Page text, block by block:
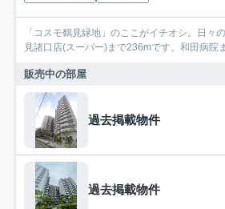
「コスモ鶴見緑地」のここがイチオシ。日
見諸口店(スーパー)まで236mです。和田病院
販売中の部屋
過去掲載物件
過去掲載物件